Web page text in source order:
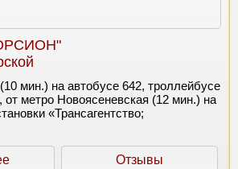
мин.) на автобусе 642, троллейбусе
метро Новоясеневская (12 мин.) на
«Трансагентство;
Отзывы